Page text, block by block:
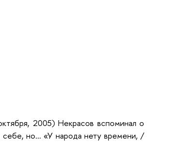
2005) Некрасов вспоминал о
но... «У народа нету времени, /